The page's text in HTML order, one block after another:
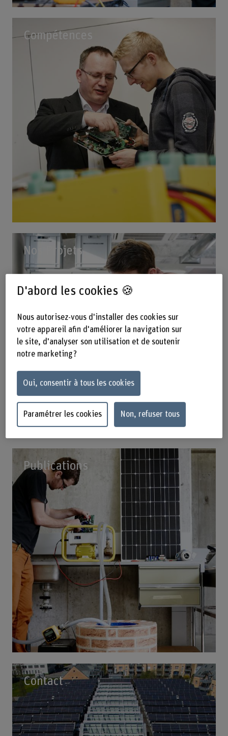
Compétences
Nos Projets
Publications
Contact
D'abord les cookies 🍪
Nous autorisez-vous d'installer des cookies sur
votre appareil afin d'améliorer la navigation sur
le site, d'analyser son utilisation et de soutenir
notre marketing ?
Oui, consentir à tous les cookies
Paramétrer les cookies Non, refuser tous